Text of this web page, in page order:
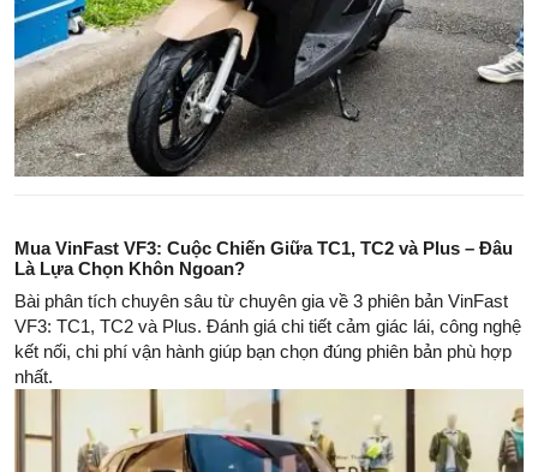
Mua VinFast VF3: Cuộc Chiến Giữa TC1, TC2 và Plus – Đâu
Là Lựa Chọn Khôn Ngoan?
Bài phân tích chuyên sâu từ chuyên gia về 3 phiên bản VinFast
VF3: TC1, TC2 và Plus. Đánh giá chi tiết cảm giác lái, công nghệ
kết nối, chi phí vận hành giúp bạn chọn đúng phiên bản phù hợp
nhất.